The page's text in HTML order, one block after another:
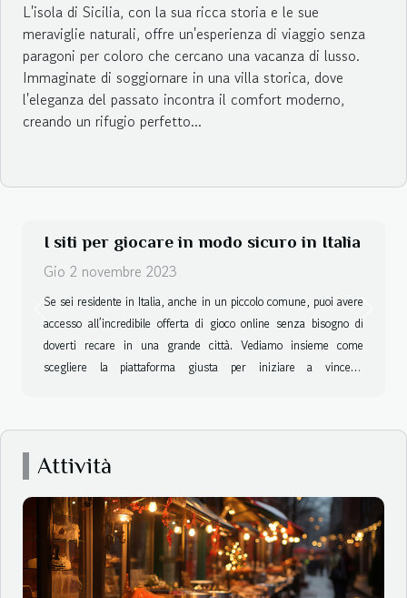
L'isola di Sicilia, con la sua ricca storia e le sue
meraviglie naturali, offre un'esperienza di viaggio senza
paragoni per coloro che cercano una vacanza di lusso.
Immaginate di soggiornare in una villa storica, dove
l'eleganza del passato incontra il comfort moderno,
creando un rifugio perfetto...
I siti per giocare in modo sicuro in Italia
Gio 2 novembre 2023
Se sei residente in Italia, anche in un piccolo comune, puoi avere
accesso all’incredibile offerta di gioco online senza bisogno di
doverti recare in una grande città. Vediamo insieme come
scegliere la piattaforma giusta per iniziare a vincere.
soprattutto quando si è alle prime armi. Consigliamo di dare
un’occhiata alle recensioni e alle opinioni degli utenti. Sarà
inoltre opportuno controllare le licenze e gli eventuali
riconoscimenti, che...
Previous
Attività